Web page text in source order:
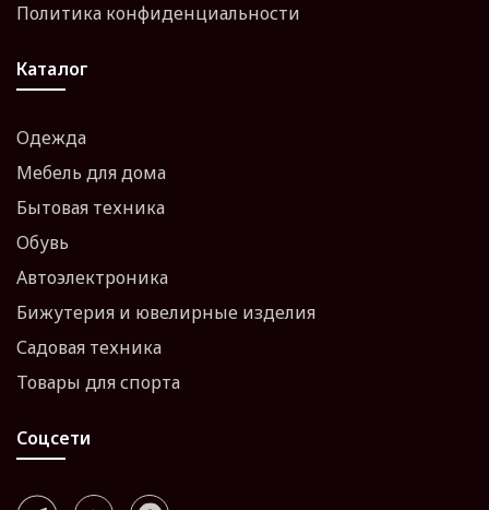
Политика конфиденциальности
Каталог
Одежда
Мебель для дома
Бытовая техника
Обувь
Автоэлектроника
Бижутерия и ювелирные изделия
Садовая техника
Товары для спорта
Соцсети